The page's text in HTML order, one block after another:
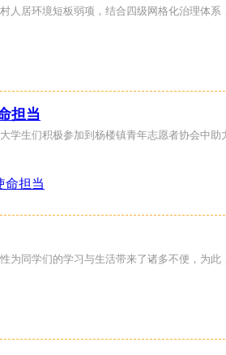
人居环境短板弱项，结合四级网格化治理
担当
学生们积极参加到杨楼镇青年志愿者协会
为同学们的学习与生活带来了诸多不便，为